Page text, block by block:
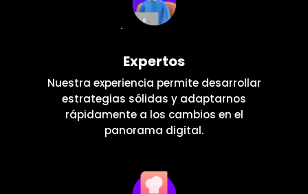
Expertos
Nuestra experiencia permite desarrollar
estrategias sólidas y adaptarnos
rápidamente a los cambios en el
panorama digital.